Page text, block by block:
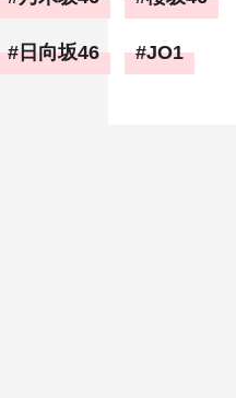
日向坂46 JO1